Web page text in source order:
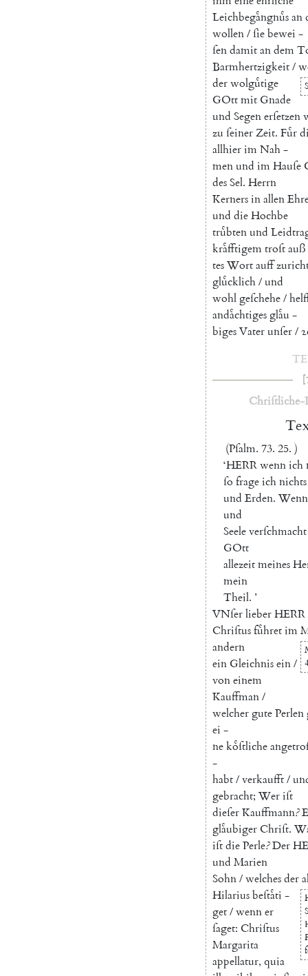
Leichbegaͤngnuͤsan
wollen/ſiebewei -
ſendamitandem
Barmhertzigkeit/
derwolguͤtige
GOttmit Gnade
und Segenerſetzen
zu ſeinerZeit. Fuͤr
allhierimNah-
menund imHauſe
desSel. Herrn
Kernersinallen
und dieHochbe
truͤbtenund
kraͤfftigemtroſtauß
tesWortauff
gluͤcklich/und
wohlgeſchehe/
andaͤchtigesglaͤu -
bigesVaterunſer/
(Pſalm. 73. 25. )
‘HERRwennich
ſo frageichnichts
und Erden. Wenn
und
Seeleverſchmacht
GOtt
allezeitmeines
mein
Theil. ’
VNſerlieberHERR
Chriſtusfuͤhretim
andern
ein Gleichnisein/
voneinem
Kauffman/
welchergutePerlen
ei -
nekoͤſtliche
-
habt/verkaufft/
gebracht; Weriſt
dieſerKauffmann?
glaͤubigerChriſt.
iſtdiePerle?Der
und Marien
Sohn/welchesder
Hilariusbeſtaͤti -
get/wenner
ſaget: Chriſtus
Margarita
appellatur, quia